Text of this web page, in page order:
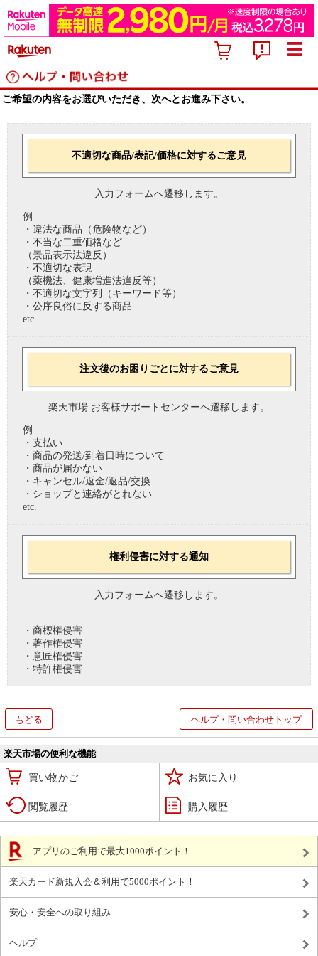
ご希望の内容をお選びいただき、次へとお進み下さい。
不適切な商品/表記/価格に対するご意見
入力フォームへ遷移します。
例
・違法な商品（危険物など）
・不当な二重価格など
（景品表示法違反）
・不適切な表現
（薬機法、健康増進法違反等）
・不適切な文字列（キーワード等）
・公序良俗に反する商品
etc.
注文後のお困りごとに対するご意見
楽天市場 お客様サポートセンターへ遷移します。
例
・支払い
・商品の発送/到着日時について
・商品が届かない
・キャンセル/返金/返品/交換
・ショップと連絡がとれない
etc.
権利侵害に対する通知
入力フォームへ遷移します。
・商標権侵害
・著作権侵害
・意匠権侵害
・特許権侵害
もどる ヘルプ・問い合わせトップ
楽天市場の便利な機能
買い物かご お気に入り
閲覧履歴 購入履歴
アプリのご利用で最大1000ポイント！
楽天カード新規入会＆利用で5000ポイント！
安心・安全への取り組み
ヘルプ